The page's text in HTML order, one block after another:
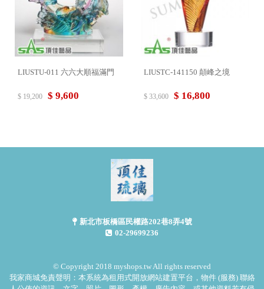
LIUSTU-011 六六大順福滿門
$ 19,200 $ 9,600
LIUSTC-141150 顛峰之境
$ 33,600 $ 16,800
新北市板橋區民權路202巷8弄4號
02-29699236
© Copyright 2018 myshops.tw All rights reserved
我家商城免責聲明：本系統為租用式開放網站建置平台，物件 (服務) 聯絡